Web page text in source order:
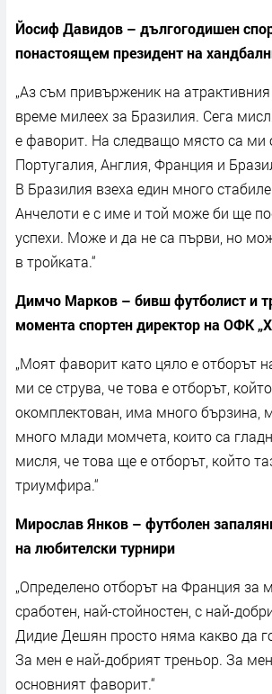
Йосиф Давидов – дългогодишен
понастоящем президент на
„Аз съм привърженик на
време милеех за Бразилия. Сега
е фаворит. На следващо място са ми
Португалия, Англия, Франция и
В Бразилия взеха един много
Анчелоти е с име и той може би ще
успехи. Може и да не са първи, но
в тройката.“
Димчо Марков – бивш футболист и
момента спортен директор на ОФК
„Моят фаворит като цяло е отборът
ми се струва, че това е отборът,
окомплектован, има много бързина,
много млади момчета, които са
мисля, че това ще е отборът, който
триумфира.“
Мирослав Янков – футболен
на любителски турнири
„Определено отборът на Франция за
сработен, най-стойностен, с най-
Дидие Дешян просто няма какво да
За мен е най-добрият треньор. За
основният фаворит.“